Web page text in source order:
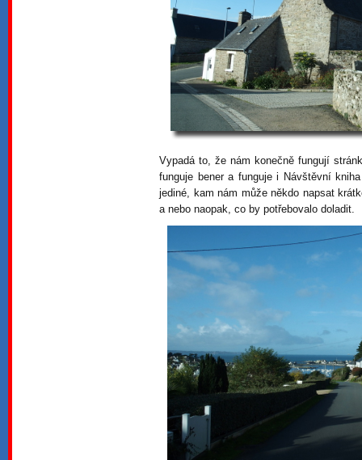
Vypadá to, že nám konečně fungují
funguje bener a funguje i Návštěvní
jediné, kam nám může někdo napsat
a nebo naopak, co by potřebovalo doladit.